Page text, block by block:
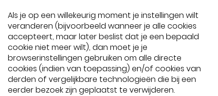
Als je op een willekeurig moment je instellingen wilt
veranderen (bijvoorbeeld wanneer je alle cookies
accepteert, maar later beslist dat je een bepaald
cookie niet meer wilt), dan moet je je
browserinstellingen gebruiken om alle directe
cookies (indien van toepassing) en/of cookies van
derden of vergelijkbare technologieën die bij een
eerder bezoek zijn geplaatst te verwijderen.